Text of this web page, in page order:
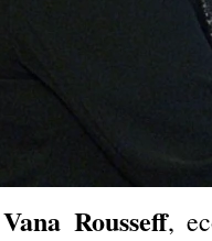
Rousseff,